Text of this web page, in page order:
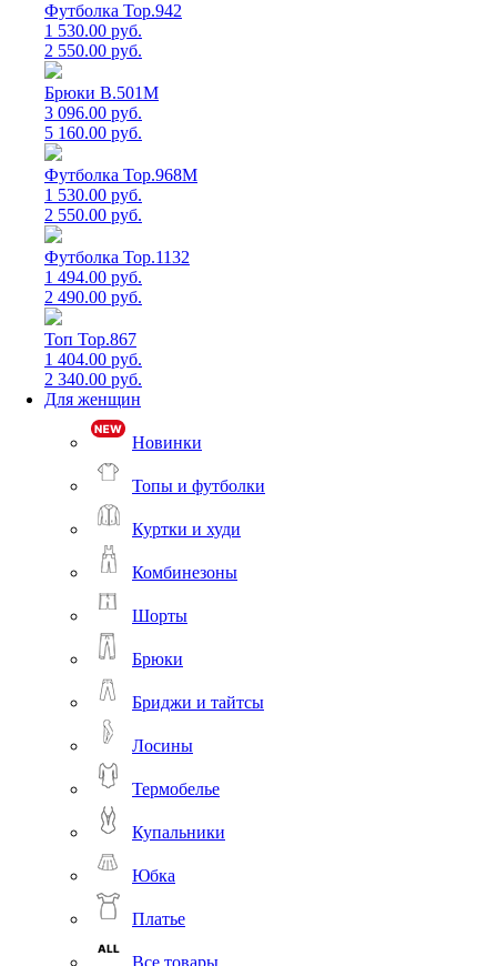
Футболка Top.942
1 530.00 руб.
2 550.00 руб.
Брюки B.501M
3 096.00 руб.
5 160.00 руб.
Футболка Top.968M
1 530.00 руб.
2 550.00 руб.
Футболка Top.1132
1 494.00 руб.
2 490.00 руб.
Топ Top.867
1 404.00 руб.
2 340.00 руб.
Для женщин
Новинки
Топы и футболки
Куртки и худи
Комбинезоны
Шорты
Брюки
Бриджи и тайтсы
Лосины
Термобелье
Купальники
Юбка
Платье